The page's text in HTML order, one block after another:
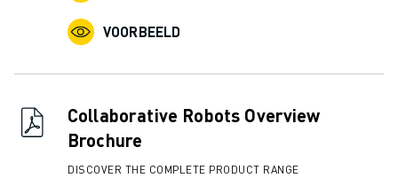
VOORBEELD
Collaborative Robots Overview
Brochure
DISCOVER THE COMPLETE PRODUCT RANGE